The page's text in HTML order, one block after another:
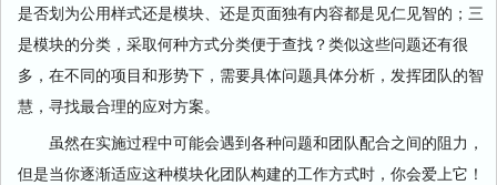
是否划为公用样式还是模块、还是页面独有内容都是见仁见智的；三
是模块的分类，采取何种方式分类便于查找？类似这些问题还有很
多，在不同的项目和形势下，需要具体问题具体分析，发挥团队的智
慧，寻找最合理的应对方案。
虽然在实施过程中可能会遇到各种问题和团队配合之间的阻力，
但是当你逐渐适应这种模块化团队构建的工作方式时，你会爱上它！